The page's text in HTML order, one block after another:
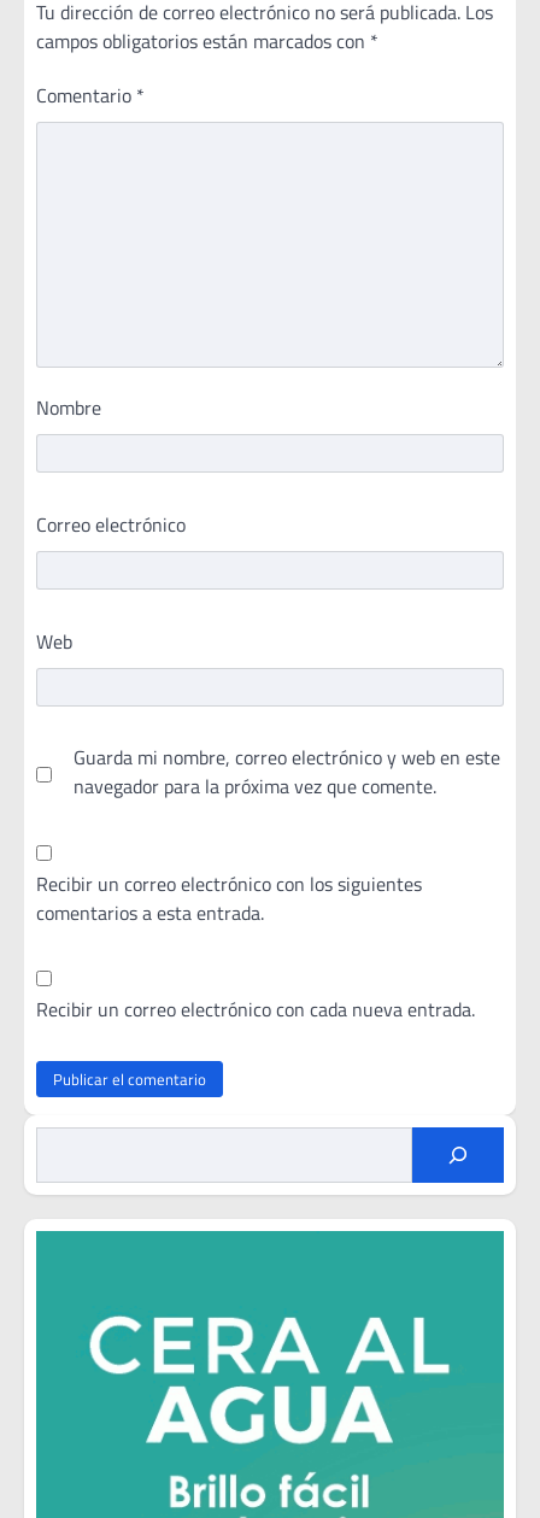
Tu dirección de correo electrónico no será publicada. Los
campos obligatorios están marcados con *
Comentario *
Nombre
Correo electrónico
Web
Guarda mi nombre, correo electrónico y web en este
navegador para la próxima vez que comente.
Recibir un correo electrónico con los siguientes
comentarios a esta entrada.
Recibir un correo electrónico con cada nueva entrada.